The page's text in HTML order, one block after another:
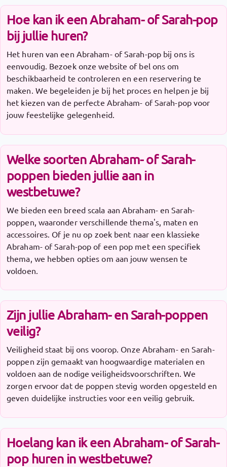
Hoe kan ik een Abraham- of Sarah-pop
bij jullie huren?
Het huren van een Abraham- of Sarah-pop bij ons is
eenvoudig. Bezoek onze website of bel ons om
beschikbaarheid te controleren en een reservering te
maken. We begeleiden je bij het proces en helpen je bij
het kiezen van de perfecte Abraham- of Sarah-pop voor
jouw feestelijke gelegenheid.
Welke soorten Abraham- of Sarah-
poppen bieden jullie aan in
westbetuwe?
We bieden een breed scala aan Abraham- en Sarah-
poppen, waaronder verschillende thema's, maten en
accessoires. Of je nu op zoek bent naar een klassieke
Abraham- of Sarah-pop of een pop met een specifiek
thema, we hebben opties om aan jouw wensen te
voldoen.
Zijn jullie Abraham- en Sarah-poppen
veilig?
Veiligheid staat bij ons voorop. Onze Abraham- en Sarah-
poppen zijn gemaakt van hoogwaardige materialen en
voldoen aan de nodige veiligheidsvoorschriften. We
zorgen ervoor dat de poppen stevig worden opgesteld en
geven duidelijke instructies voor een veilig gebruik.
Hoelang kan ik een Abraham- of Sarah-
pop huren in westbetuwe?